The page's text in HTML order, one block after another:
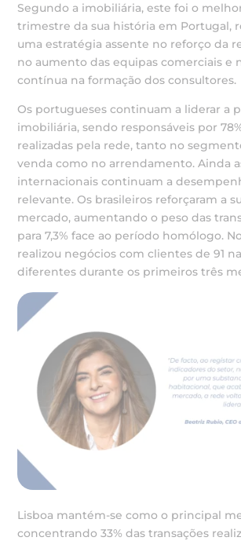
Segundo a imobiliária, este foi o
trimestre da sua história em Portugal,
uma estratégia assente no reforço da
no aumento das equipas comerciais e
contínua na formação dos consultores.
Os portugueses continuam a liderar a
imobiliária, sendo responsáveis por
realizadas pela rede, tanto no
venda como no arrendamento. Ainda
internacionais continuam a
relevante. Os brasileiros reforçaram a
mercado, aumentando o peso das
para 7,3% face ao período homólogo.
realizou negócios com clientes de 91
diferentes durante os primeiros três
Lisboa mantém-se como o principal
concentrando 33% das transações